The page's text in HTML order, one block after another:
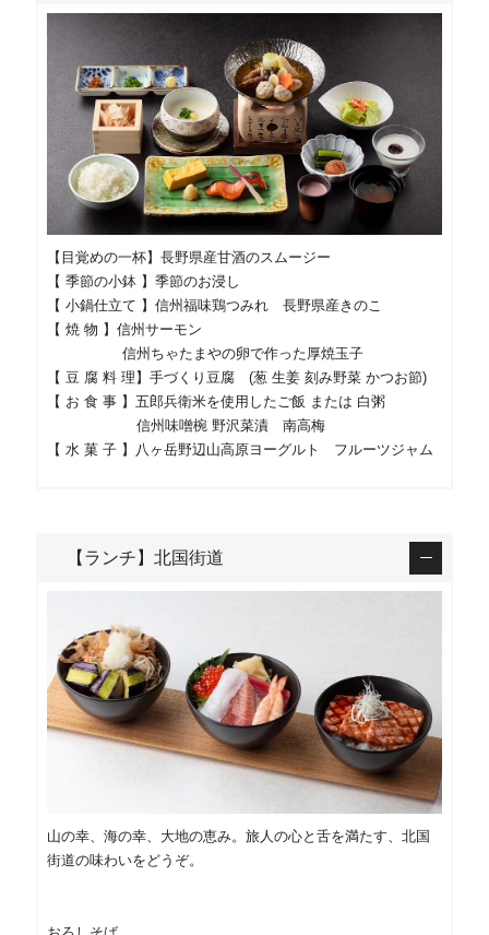
【目覚めの一杯】長野県産甘酒のスムージー
【 季節の小鉢 】季節のお浸し
【 小鍋仕立て 】信州福味鶏つみれ 長野県産きのこ
【 焼 物 】信州サーモン
信州ちゃたまやの卵で作った厚焼玉子
【 豆 腐 料 理】手づくり豆腐 (葱 生姜 刻み野菜 かつお節)
【 お 食 事 】五郎兵衛米を使用したご飯 または 白粥
信州味噌椀 野沢菜漬 南高梅
【 水 菓 子 】八ヶ岳野辺山高原ヨーグルト フルーツジャム
【ランチ】北国街道
山の幸、海の幸、大地の恵み。旅人の心と舌を満たす、北国
街道の味わいをどうぞ。